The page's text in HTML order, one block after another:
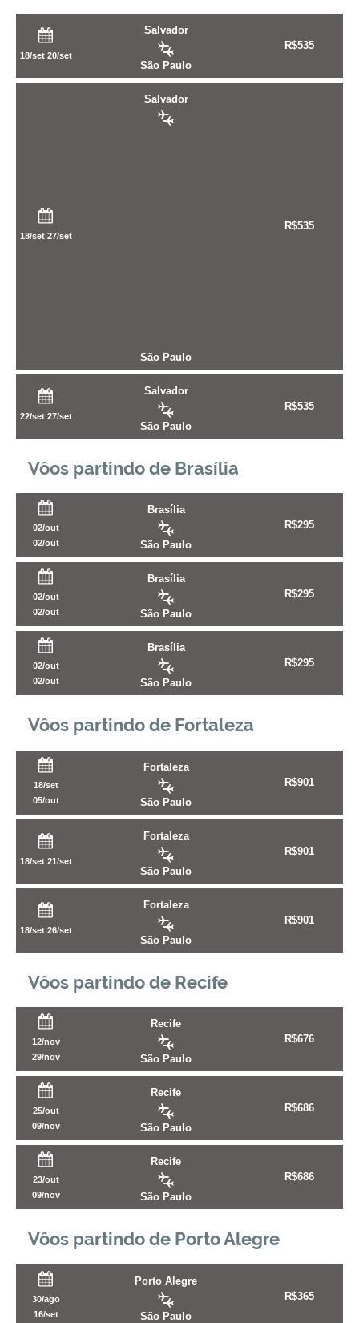
18/set 20/set
Salvador
São Paulo
R$535
18/set 27/set
Salvador
São Paulo
R$535
22/set 27/set
Salvador
São Paulo
R$535
Vôos partindo de Brasília
02/out
02/out
Brasília
São Paulo
R$295
02/out
02/out
Brasília
São Paulo
R$295
02/out
02/out
Brasília
São Paulo
R$295
Vôos partindo de Fortaleza
18/set
05/out
Fortaleza
São Paulo
R$901
18/set 21/set
Fortaleza
São Paulo
R$901
18/set 26/set
Fortaleza
São Paulo
R$901
Vôos partindo de Recife
12/nov
29/nov
Recife
São Paulo
R$676
25/out
09/nov
Recife
São Paulo
R$686
23/out
09/nov
Recife
São Paulo
R$686
Vôos partindo de Porto Alegre
30/ago
16/set
Porto Alegre
São Paulo
R$365